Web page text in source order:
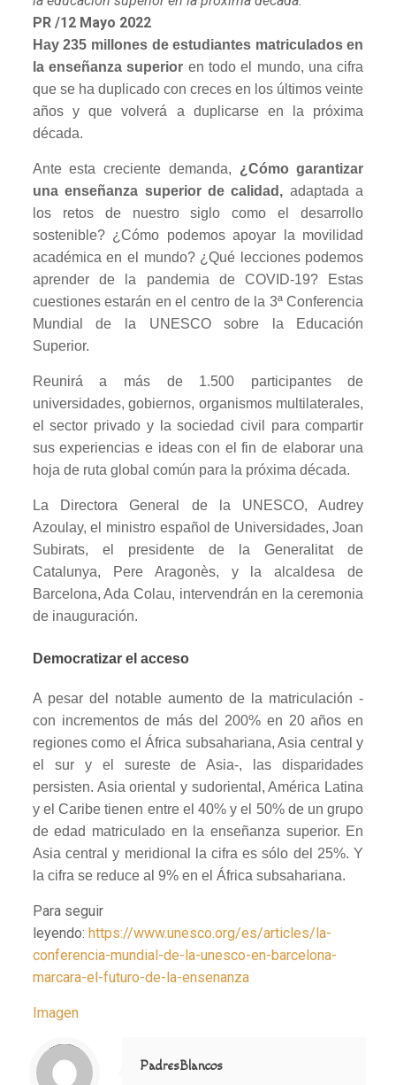
PR /12 Mayo 2022
Hay 235 millones de estudiantes matriculados en
la enseñanza superior en todo el mundo, una cifra
que se ha duplicado con creces en los últimos veinte
años y que volverá a duplicarse en la próxima
década.
Ante esta creciente demanda, ¿Cómo garantizar
una enseñanza superior de calidad, adaptada a
los retos de nuestro siglo como el desarrollo
sostenible? ¿Cómo podemos apoyar la movilidad
académica en el mundo? ¿Qué lecciones podemos
aprender de la pandemia de COVID-19? Estas
cuestiones estarán en el centro de la 3ª Conferencia
Mundial de la UNESCO sobre la Educación
Superior.
Reunirá a más de 1.500 participantes de
universidades, gobiernos, organismos multilaterales,
el sector privado y la sociedad civil para compartir
sus experiencias e ideas con el fin de elaborar una
hoja de ruta global común para la próxima década.
La Directora General de la UNESCO, Audrey
Azoulay, el ministro español de Universidades, Joan
Subirats, el presidente de la Generalitat de
Catalunya, Pere Aragonès, y la alcaldesa de
Barcelona, Ada Colau, intervendrán en la ceremonia
de inauguración.
Democratizar el acceso
A pesar del notable aumento de la matriculación -
con incrementos de más del 200% en 20 años en
regiones como el África subsahariana, Asia central y
el sur y el sureste de Asia-, las disparidades
persisten. Asia oriental y sudoriental, América Latina
y el Caribe tienen entre el 40% y el 50% de un grupo
de edad matriculado en la enseñanza superior. En
Asia central y meridional la cifra es sólo del 25%. Y
la cifra se reduce al 9% en el África subsahariana.
Para seguir
leyendo: https://www.unesco.org/es/articles/la-
conferencia-mundial-de-la-unesco-en-barcelona-
marcara-el-futuro-de-la-ensenanza
Imagen
Notice
: Trying to access array offset on value of type null in
/home/misioner/public_html/padresblancos/themes/betheme/includes/content-single.php
on line
286
PadresBlancos